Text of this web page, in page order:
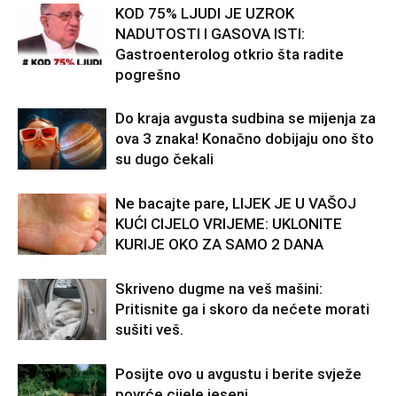
KOD 75% LJUDI JE UZROK
NADUTOSTI I GASOVA ISTI:
Gastroenterolog otkrio šta radite
pogrešno
Do kraja avgusta sudbina se mijenja za
ova 3 znaka! Konačno dobijaju ono što
su dugo čekali
Ne bacajte pare, LIJEK JE U VAŠOJ
KUĆI CIJELO VRIJEME: UKLONITE
KURIJE OKO ZA SAMO 2 DANA
Skriveno dugme na veš mašini:
Pritisnite ga i skoro da nećete morati
sušiti veš.
Posijte ovo u avgustu i berite svježe